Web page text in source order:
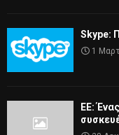
Skype:
1
ΕΕ: